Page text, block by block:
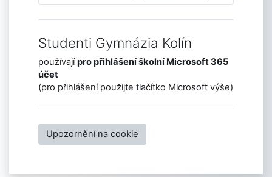
Studenti Gymnázia Kolín
používajípro přihlášení školní Microsoft 365
účet
(pro přihlášení použijte tlačítko Microsoft výše)
Upozornění na cookie